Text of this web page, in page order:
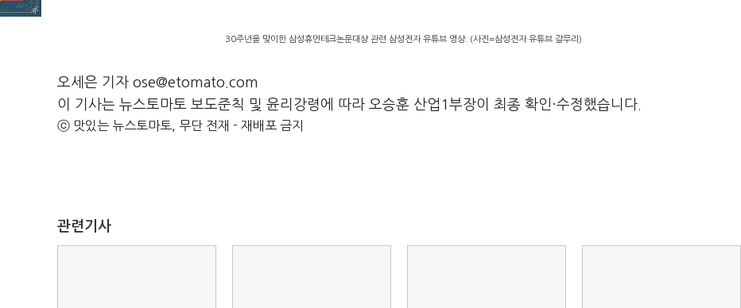
30주년을 맞이한 삼성휴먼테크논문대상 관련 삼성전자 유튜브 영상. (사진=삼성전자 유튜브 갈무리)
오세은 기자 ose@etomato.com
이 기사는 뉴스토마토 보도준칙 및 윤리강령에 따라 오승훈 산업1부장이 최종 확인·수정했습니다.
ⓒ 맛있는 뉴스토마토, 무단 전재 - 재배포 금지
관련기사